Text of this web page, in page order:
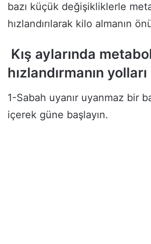
bazı küçük değişikliklerle
hızlandırılarak kilo almanın
Kış aylarında
hızlandırmanın
1-Sabah uyanır uyanmaz bir
içerek güne başlayın.